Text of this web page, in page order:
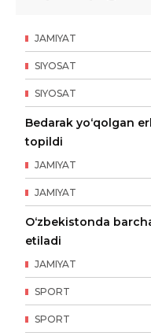
JAMIYAT
SIYOSAT
SIYOSAT
Bedarak yo‘qolgan
topildi
JAMIYAT
JAMIYAT
O‘zbekistonda
etiladi
JAMIYAT
SPORT
SPORT